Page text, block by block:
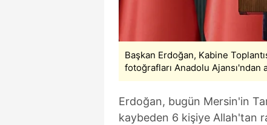
mevzuata uygun olarak
Başkan Erdoğan, Kabine
fotoğrafları Anadolu Ajansı'ndan
Erdoğan, bugün Mersin'in
kaybeden 6 kişiye Allah'tan